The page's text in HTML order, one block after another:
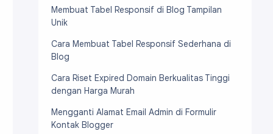
Membuat Tabel Responsif di Blog Tampilan
Unik
Cara Membuat Tabel Responsif Sederhana di
Blog
Cara Riset Expired Domain Berkualitas Tinggi
dengan Harga Murah
Mengganti Alamat Email Admin di Formulir
Kontak Blogger